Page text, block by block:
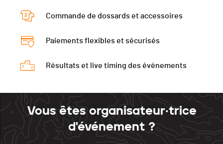
Commande de dossards et accessoires
Paiements flexibles et sécurisés
Résultats et live timing des événements
Vous êtes organisateur·trice
d'événement ?